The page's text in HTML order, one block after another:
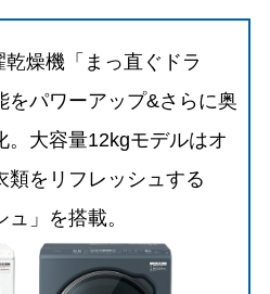
燥機「まっ直ぐドラ
をパワーアップ&さらに奥
。大容量12kgモデルはオ
類をリフレッシュする
ュ」を搭載。